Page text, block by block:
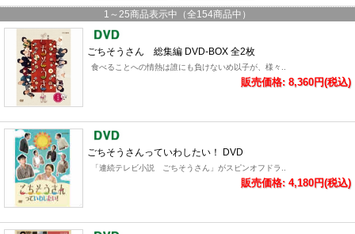
1 ～ 25商品表示中（全154商品中）
ごちそうさん 総集編 DVD-BOX 全2枚
食べることへの情熱は誰にも負けないめ以子が、様々..
販売価格: 8,360円(税込)
ごちそうさんっていわしたい！ DVD
「連続テレビ小説 ごちそうさん」がスピンオフドラ..
販売価格: 4,180円(税込)